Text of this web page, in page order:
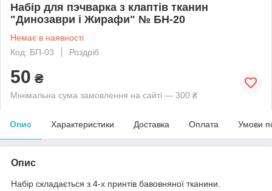
Набір для пэчварка з клаптів тканин
"Динозаври і Жирафи" № БН-20
Немає в наявності
Код: БП-03
Роздріб
50 ₴
Мінімальна сума замовлення на сайті — 300 ₴
Опис Характеристики Доставка Оплата Умови
Опис
Набір складається з 4-х принтів бавовняної тканини.